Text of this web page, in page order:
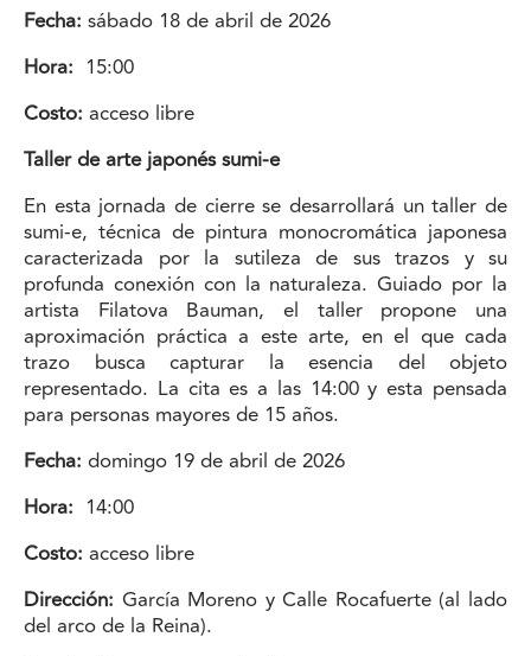
Fecha: sábado 18 de abril de 2026
Hora: 15:00
Costo: acceso libre
Taller de arte japonés sumi-e
En esta jornada de cierre se desarrollará un taller de
sumi-e, técnica de pintura monocromática japonesa
caracterizada por la sutileza de sus trazos y su
profunda conexión con la naturaleza. Guiado por la
artista Filatova Bauman, el taller propone una
aproximación práctica a este arte, en el que cada
trazo busca capturar la esencia del objeto
representado. La cita es a las 14:00 y esta pensada
para personas mayores de 15 años.
Fecha: domingo 19 de abril de 2026
Hora: 14:00
Costo: acceso libre
Dirección: García Moreno y Calle Rocafuerte (al lado
del arco de la Reina).